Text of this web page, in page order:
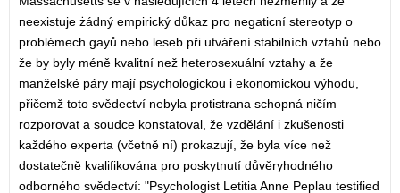
neexistuje żádný empirický důkaz pro negaticní stereotyp o
problémech gayů nebo leseb při utváření stabilních vztahů nebo
že by byly méně kvalitní než heterosexuální vztahy a že
manželské páry mají psychologickou i ekonomickou výhodu,
přičemž toto svědectví nebyla protistrana schopná ničím
rozporovat a soudce konstatoval, že vzdělání i zkušenosti
každého experta (včetně ní) prokazují, že byla více než
dostatečně kvalifikována pro poskytnutí důvěryhodného
odborného svědectví: "Psychologist Letitia Anne Peplau testified